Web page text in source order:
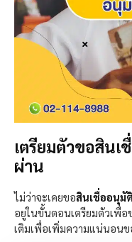
เตรียมตัวขอสินเ
ผ่าน
ไม่ว่าจะเคยขอสินเชื่ออนุมั
อยู่ในขั้นตอนเตรียมตัวเพื่
เติมเพื่อเพิ่มความแน่นอนข